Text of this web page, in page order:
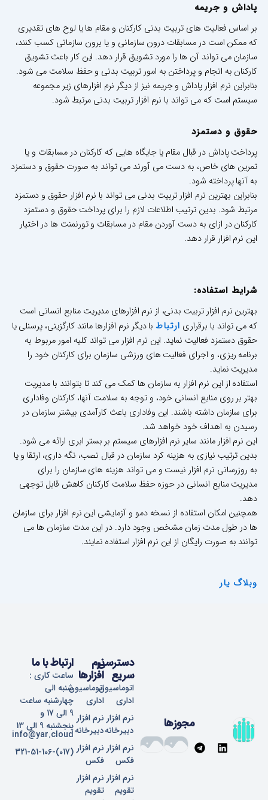
پاداش و جریمه
بر اساس فعالیت های تربیت بدنی کارکنان و مقام ها یا لوح های تقدیری
که ممکن است در مسابقات درون سازمانی و یا برون سازمانی کسب کنند،
سازمان می تواند آن ها را مورد تشویق قرار دهد. این کار باعث تشویق
کارکنان به انجام و پرداختن به امور تربیت بدنی و حفظ سلامت می شود.
بنابراین نرم افزار پاداش و جریمه نیز از دیگر نرم افزارهای زیر مجموعه
سیستم است که می تواند با نرم افزار تربیت بدنی مرتبط شود.
حقوق و دستمزد
پرداخت پاداش در قبال مقام یا جایگاه هایی که کارکنان در مسابقات و یا
تمرین های خاص، به دست می آورند می تواند به صورت حقوق و دستمزد
به آنها پرداخته شود.
بنابراین بهترین نرم افزار تربیت بدنی می تواند با نرم افزار حقوق و دستمزد
مرتبط شود. بدین ترتیب اطلاعات لازم را برای پرداخت حقوق و دستمزد
کارکنان در ازای به دست آوردن مقام در مسابقات و تورنمنت ها در اختیار
این نرم افزار قرار دهد.
شرایط استفاده:
بهترین نرم افزار تربیت بدنی، از نرم افزارهای مدیریت منابع انسانی است
که می تواند با برقراری ارتباطبا دیگر نرم افزارها مانند کارگزینی، پرسنلی یا
حقوق دستمزد فعالیت نماید. این نرم افزار می تواند کلیه امور مربوط به
برنامه ریزی، و اجرای فعالیت های ورزشی سازمان برای کارکنان خود را
مدیریت نماید.
استفاده از این نرم افزار به سازمان ها کمک می کند تا بتوانند با مدیریت
بهتر بر روی منابع انسانی خود، و توجه به سلامت آنها، کارکنان وفاداری
برای سازمان داشته باشند. این وفاداری باعث کارآمدی بیشتر سازمان در
رسیدن به اهداف خود خواهد شد.
این نرم افزار مانند سایر نرم افزارهای سیستم بر بستر ابری ارائه می شود.
بدین ترتیب نیازی به هزینه کرد سازمان در قبال نصب، نگه داری، ارتقا و یا
به روزرسانی نرم افزار نیست و می تواند هزینه های سازمان را برای
مدیریت منابع انسانی در حوزه حفظ سلامت کارکنان کاهش قابل توجهی
دهد.
همچنین امکان استفاده از نسخه دمو و آزمایشی این نرم افزار برای سازمان
ها در طول مدت زمان مشخص وجود دارد. در این مدت سازمان ها می
توانند به صورت رایگان از این نرم افزار استفاده نمایند.
وبلاگ یار
نرم
افزارها
اتوماسیون
اداری
نرم افزار
دبیرخانه
نرم افزار
فکس
نرم افزار
تقویم
دسترسی
سریع
اتوماسیون
اداری
نرم افزار
دبیرخانه
نرم افزار
فکس
نرم افزار
تقویم
ارتباط با ما
ساعت کاری :
شنبه الی
چهارشنبه ساعت
9 الی 17 و
پنجشنبه 9 الی 13
info@yar.cloud
(017)-321-51-106
مجوزها
L
i
T
e